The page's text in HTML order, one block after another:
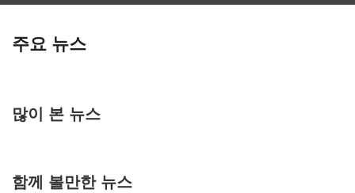
주요 뉴스
많이 본 뉴스
함께 볼만한 뉴스